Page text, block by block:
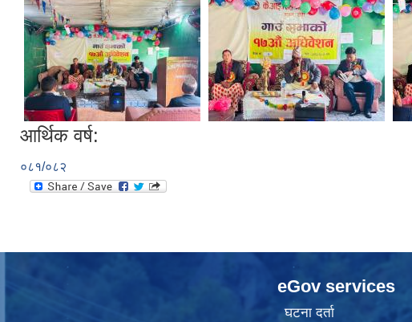
आर्थिक वर्ष:
०८१/०८२
eGov services
घटना दर्ता